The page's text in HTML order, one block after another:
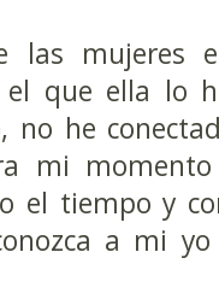
las mujeres
que ella lo
no he
mi
el tiempo y
a mi